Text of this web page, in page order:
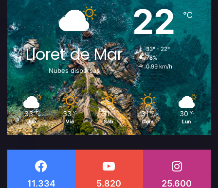
Lloret de Mar
Nubes dispersas
22℃
33º - 22º
78%
0.99 km/h
33 ℃
Jue
33 ℃
Vie
31 ℃
Sáb
31 ℃
Dom
30 ℃
Lun
11.334 5.820 25.600